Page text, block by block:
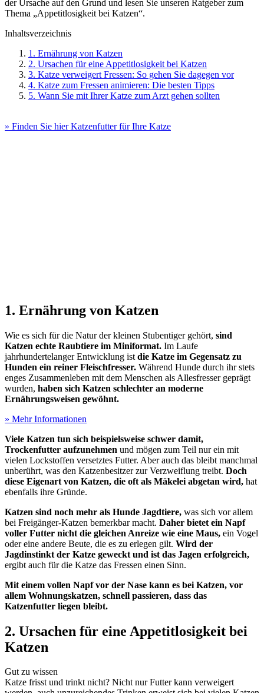
der Ursache auf den Grund und lesen Sie unseren Ratgeber zum
Thema „Appetitlosigkeit bei Katzen“.
Inhaltsverzeichnis
1. Ernährung von Katzen
2. Ursachen für eine Appetitlosigkeit bei Katzen
3. Katze verweigert Fressen: So gehen Sie dagegen vor
4. Katze zum Fressen animieren: Die besten Tipps
5. Wann Sie mit Ihrer Katze zum Arzt gehen sollten
» Finden Sie hier Katzenfutter für Ihre Katze
1. Ernährung von Katzen
Wie es sich für die Natur der kleinen Stubentiger gehört, sind
Katzen echte Raubtiere im Miniformat. Im Laufe
jahrhundertelanger Entwicklung ist die Katze im Gegensatz zu
Hunden ein reiner Fleischfresser. Während Hunde durch ihr stets
enges Zusammenleben mit dem Menschen als Allesfresser geprägt
wurden, haben sich Katzen schlechter an moderne
Ernährungsweisen gewöhnt.
» Mehr Informationen
Viele Katzen tun sich beispielsweise schwer damit,
Trockenfutter aufzunehmen und mögen zum Teil nur ein mit
vielen Lockstoffen versetztes Futter. Aber auch das bleibt manchmal
unberührt, was den Katzenbesitzer zur Verzweiflung treibt. Doch
diese Eigenart von Katzen, die oft als Mäkelei abgetan wird, hat
ebenfalls ihre Gründe.
Katzen sind noch mehr als Hunde Jagdtiere, was sich vor allem
bei Freigänger-Katzen bemerkbar macht. Daher bietet ein Napf
voller Futter nicht die gleichen Anreize wie eine Maus, ein Vogel
oder eine andere Beute, die es zu erlegen gilt. Wird der
Jagdinstinkt der Katze geweckt und ist das Jagen erfolgreich,
ergibt auch für die Katze das Fressen einen Sinn.
Mit einem vollen Napf vor der Nase kann es bei Katzen, vor
allem Wohnungskatzen, schnell passieren, dass das
Katzenfutter liegen bleibt.
2. Ursachen für eine Appetitlosigkeit bei
Katzen
Gut zu wissen
Katze frisst und trinkt nicht? Nicht nur Futter kann verweigert